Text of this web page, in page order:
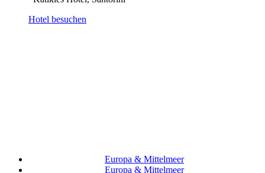
Hotel besuchen
Europa & Mittelmeer
Europa & Mittelmeer